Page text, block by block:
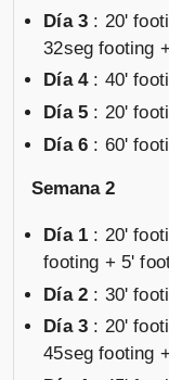
Día 3 : 20'
32seg footing
Día 4 : 40'
Día 5 : 20'
Día 6 : 60'
Semana 2
Día 1 : 20'
footing + 5'
Día 2 : 30'
Día 3 : 20'
45seg footing